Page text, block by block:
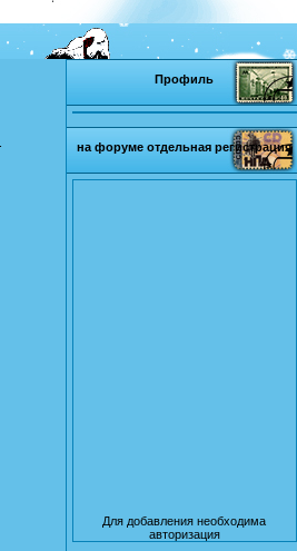
Профиль
на форуме отдельная регистрация
Для добавления необходима
авторизация